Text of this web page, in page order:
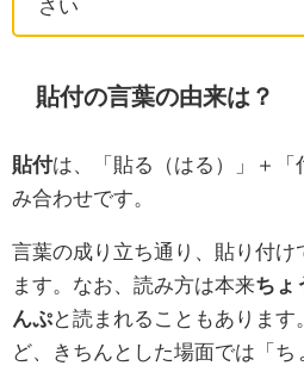
さい
貼付の言葉の由来は？
貼付は、「貼る（はる）」＋「
み合わせです。
言葉の成り立ち通り、貼り付け
ます。なお、読み方は本来ちょ
んぷと読まれることもありま
ど、きちんとした場面では「ち